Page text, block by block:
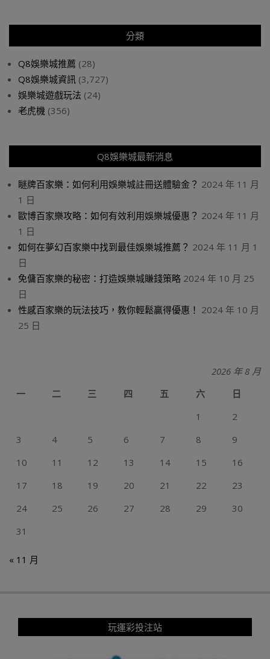
分類
Q8娛樂城推薦 (28)
Q8娛樂城資訊 (3,727)
娛樂城遊戲玩法 (24)
老虎機 (356)
Q8娛樂城最新消息
瞇牌百家樂：如何利用娛樂城註冊送體驗金？ 2024 年 11 月
1 日
歐博百家樂攻略：如何有效利用娛樂城優惠？ 2024 年 11 月
1 日
如何在夢幻百家樂中找到最佳娛樂城推薦？ 2024 年 11 月 1
日
免傭百家樂的秘密：打造娛樂城賺錢策略 2024 年 10 月 25
日
性感百家樂的玩法技巧，教你輕鬆贏得優惠！ 2024 年 10 月
25 日
2026 年 8 月
一
二 三 四 五 六
日
1
2
3
4 5 6 7 8
9
10
11 12 13 14 15
16
17
18 19 20 21 22
23
24
25 26 27 28 29
30
31
« 11 月
玩運彩投注站